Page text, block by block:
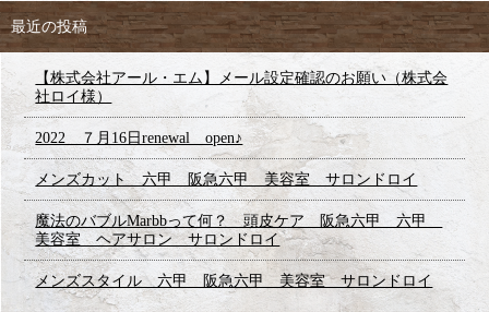
最近の投稿
【株式会社アール・エム】メール設定確認のお願い（株式会
社ロイ様）
2022 ７月16日renewal open♪
メンズカット 六甲 阪急六甲 美容室 サロンドロイ
魔法のバブルMarbbって何？ 頭皮ケア 阪急六甲 六甲
美容室 ヘアサロン サロンドロイ
メンズスタイル 六甲 阪急六甲 美容室 サロンドロイ